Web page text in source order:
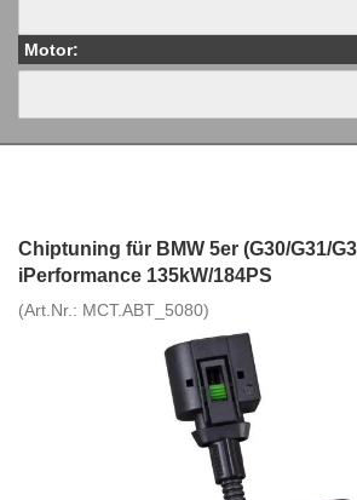
Motor:
Chiptuning für BMW 5er (G30/G31/
iPerformance 135kW/184PS
(Art.Nr.: MCT.ABT_5080)